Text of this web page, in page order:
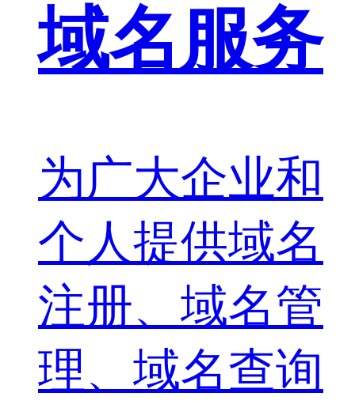
域名服务
为广大企业和
个人提供域名
注册、域名管
理、域名查询